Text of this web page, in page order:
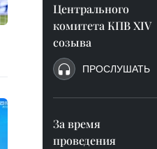
Центрального
комитета КПВ XIV
созыва
ПРОСЛУШАТЬ
За время
проведения